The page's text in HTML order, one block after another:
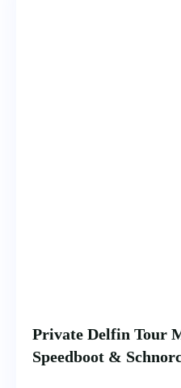
Private Delfin Tour
Speedboot &